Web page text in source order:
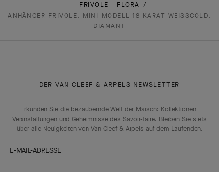
FRIVOLE - FLORA
ANHÄNGER FRIVOLE, MINI-MODELL 18 KARAT WEISSGOLD, D
IAMANT
DER VAN CLEEF & ARPELS NEWSLETTER
Erkunden Sie die bezaubernde Welt der Maison: Kollektionen,
Veranstaltungen und Geheimnisse des Savoir-faire. Bleiben Sie stets
über alle Neuigkeiten von Van Cleef & Arpels auf dem Laufenden.
E-MAIL-ADRESSE